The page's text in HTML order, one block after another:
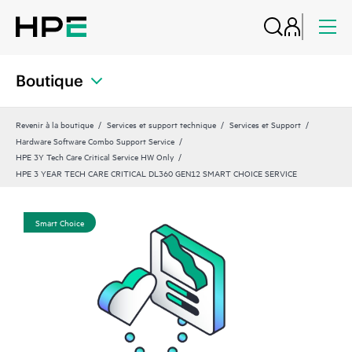
Boutique
Revenir à la boutique Services et support technique
Services et Support
Hardware Software Combo Support Service
HPE 3Y Tech Care Critical Service HW Only
HPE 3 YEAR TECH CARE CRITICAL DL360 GEN12 SMART CHOICE SERVICE
Smart Choice